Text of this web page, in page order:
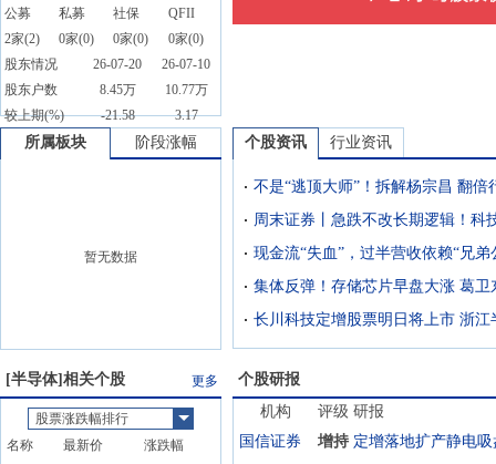
公募 私募 社保
QFII
2家(2) 0家(0) 0家(0) 0家(0)
股东情况
26-07-20
26-07-10
股东户数
8.45万
10.77万
较上期(%)
-21.58 3.17
所属板块 阶段涨幅
暂无数据
个股资讯 行业资讯
集体反弹！存储芯片早盘大涨 葛卫
[半导体]相关个股 更多
股票涨跌幅排行
名称
最新价 涨跌幅
个股研报
机构
评级 研报
国信证券
增持